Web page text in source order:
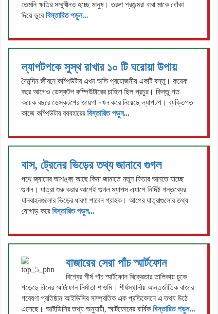
তেমনি ক্ষতির সম্মুখীনও হচ্ছে মানুষ। তরুণ প্রজন্মরা বাবা মাকে ধোঁকা
দিয়ে ডুবেবিস্তারিত পড়ুন...
ল্যাপটপকে সুস্থ রাখার ১০ টি ঘরোয়া উপায়
দৈনন্দিন জীবনে কম্পিউটার এখন অতি প্রয়োজনীয় একটি বস্তু। কয়েক
বছর আগেও ডেস্কটপ কম্পিউটারের চাহিদা ছিল প্রচুর। কিন্তু গত
কয়েক বছরে ডেস্কটপের জায়গা দখল করে নিয়েছে ল্যাপটপ। ব্যক্তিগত
কাজে কম্পিউটার ব্যবহারেরবিস্তারিত পড়ুন...
বাস, ট্রেনের ভিড়ের তথ্য জানাবে গুগল
পথে জ্যামের আশঙ্কা আছে কিনা জানাতে নতুন ফিচার আনতে যাচ্ছে
গুগল। যাত্রা শুরু করার আগেই গুগল ম্যাপস এ্যাপে নির্দিষ্ট গন্তব্যের
যানবাহনগুলোর ভিড়ের ধারণা পাবেন গ্রাহক। আগের যাত্রাগুলোর তথ্য
যোগাড় করেবিস্তারিত পড়ুন...
বাজারের সেরা পাঁচ স্মার্টফোন
বিশ্বের শীর্ষ পাঁচ স্মার্টফোন বিক্রেতার তালিকায় ঢুকে
পড়েছে চীনের স্মার্টফোন নির্মাতা শাওমি। শীর্ষস্থানীয় আন্তর্জাতিক বাজার
গবেষণা প্রতিষ্ঠান আইডিসির সাম্প্রতিক এক প্রতিবেদনে এ তথ্য উঠে
এসেছে। আইডিসির তথ্য অনুযায়ী, স্মার্টফোনের বার্ষিক বিস্তারিত পড়ুন...